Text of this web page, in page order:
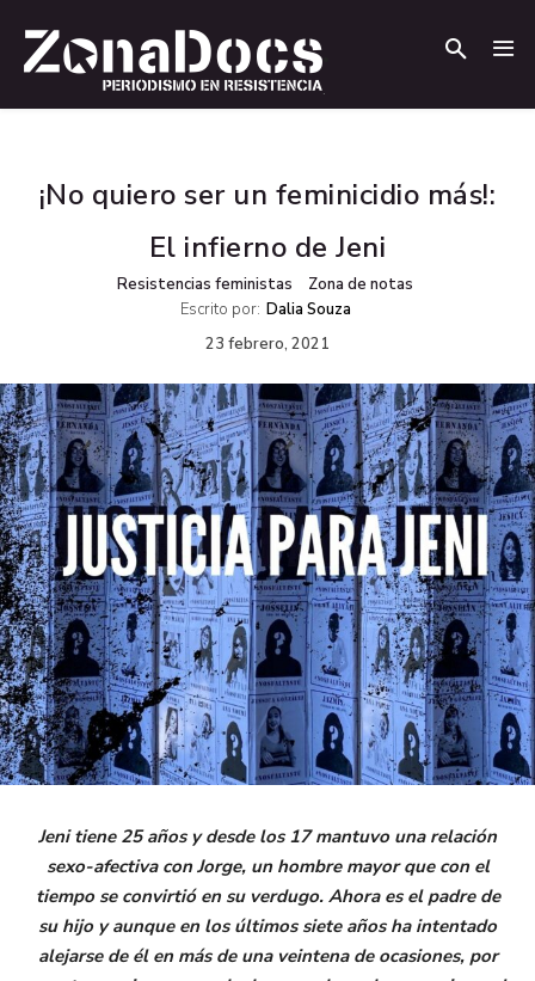
¡No quiero ser un feminicidio más!:
El infierno de Jeni
Resistencias feministas
Zona de notas
Escrito por: Dalia Souza
23 febrero, 2021
Jeni tiene 25 años y desde los 17 mantuvo una relación
sexo-afectiva con Jorge, un hombre mayor que con el
tiempo se convirtió en su verdugo. Ahora es el padre de
su hijo y aunque en los últimos siete años ha intentado
alejarse de él en más de una veintena de ocasiones, por